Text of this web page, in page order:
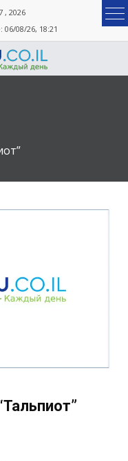
, 2026
08/26, 18:21